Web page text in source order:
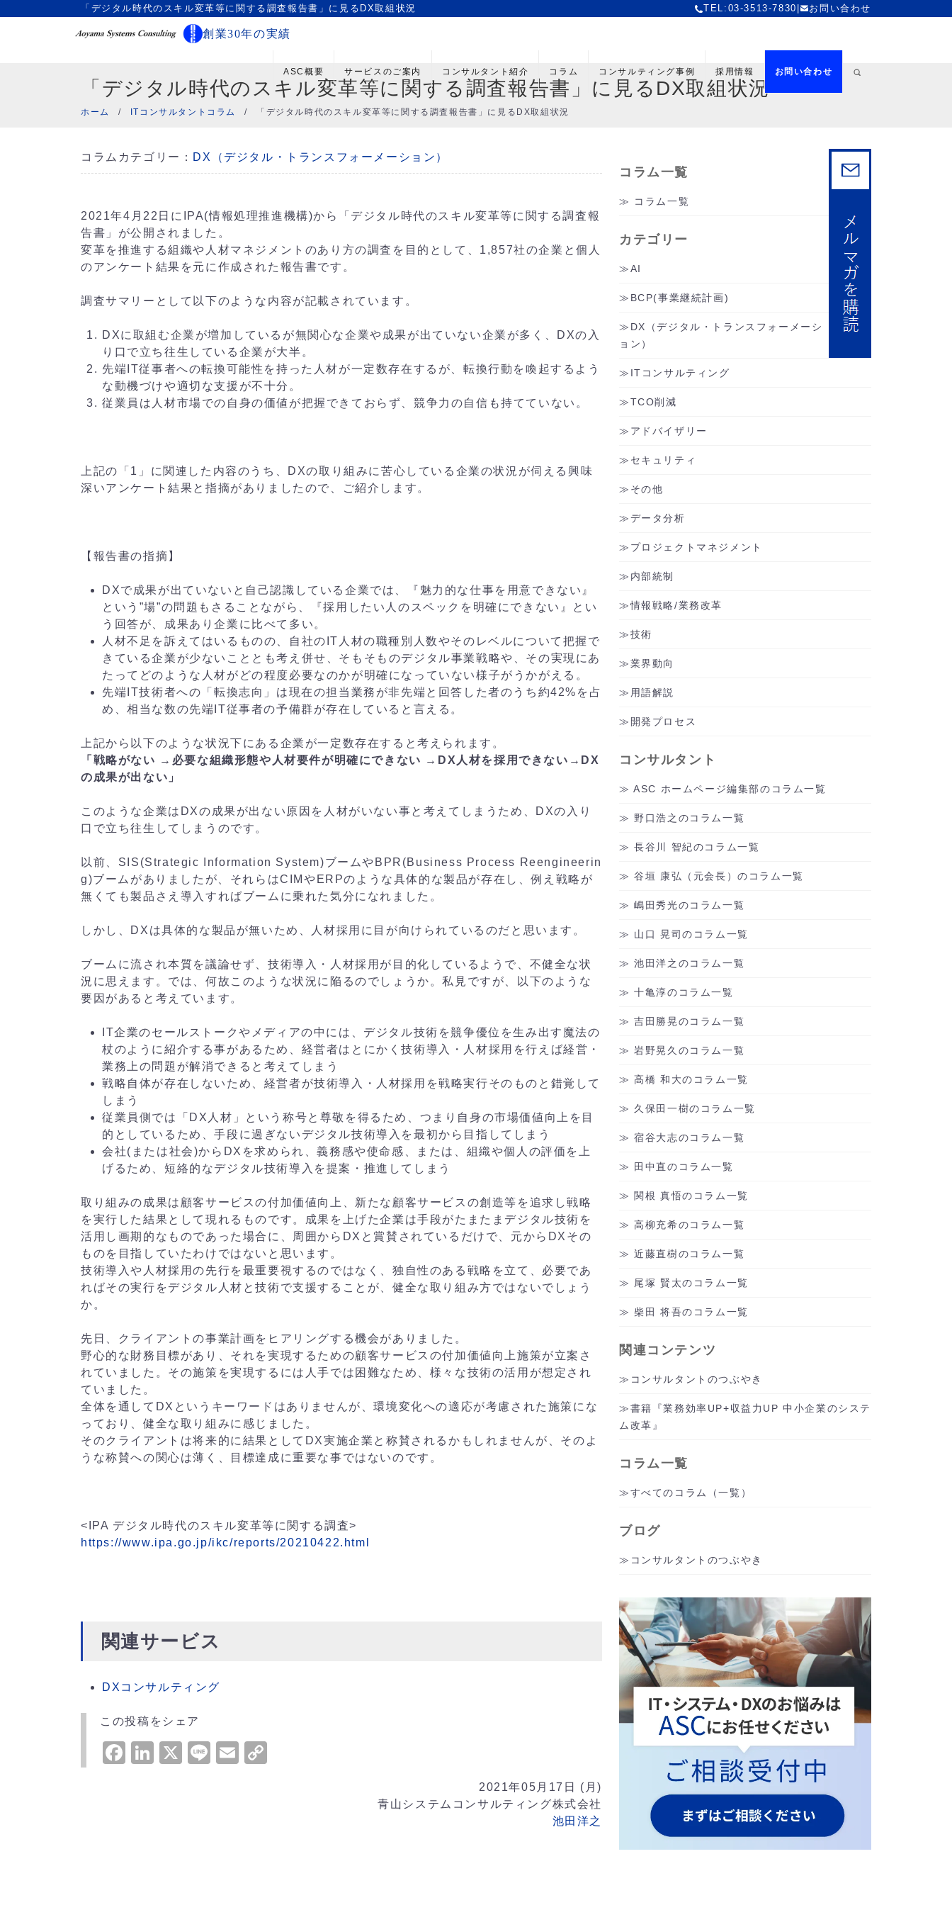
「デジタル時代のスキル変革等に関する調査報告書」に見るDX取組状況 TEL:03-3513-7830 お問い合わせ
創業30年の実績
ASC概要 サービスのご案内 コンサルタント紹介 コラム コンサルティング事例 採用情報 お問い合わせ
「デジタル時代のスキル変革等に関する調査報告書」に見るDX取組状況
ホーム / ITコンサルタントコラム / 「デジタル時代のスキル変革等に関する調査報告書」に見るDX取組状況
コラムカテゴリー： DX（デジタル・トランスフォーメーション）
2021年4月22日にIPA(情報処理推進機構)から「デジタル時代のスキル変革等に関する調査報
告書」が公開されました。
変革を推進する組織や人材マネジメントのあり方の調査を目的として、1,857社の企業と個人
のアンケート結果を元に作成された報告書です。
調査サマリーとして以下のような内容が記載されています。
DXに取組む企業が増加しているが無関心な企業や成果が出ていない企業が多く、DXの入
り口で立ち往生している企業が大半。
先端IT従事者への転換可能性を持った人材が一定数存在するが、転換行動を喚起するよう
な動機づけや適切な支援が不十分。
従業員は人材市場での自身の価値が把握できておらず、競争力の自信も持てていない。
上記の「1」に関連した内容のうち、DXの取り組みに苦心している企業の状況が伺える興味
深いアンケート結果と指摘がありましたので、ご紹介します。
【報告書の指摘】
DXで成果が出ていないと自己認識している企業では、『魅力的な仕事を用意できない』
という”場”の問題もさることながら、『採用したい人のスペックを明確にできない』とい
う回答が、成果あり企業に比べて多い。
人材不足を訴えてはいるものの、自社のIT人材の職種別人数やそのレベルについて把握で
きている企業が少ないこととも考え併せ、そもそものデジタル事業戦略や、その実現にあ
たってどのような人材がどの程度必要なのかが明確になっていない様子がうかがえる。
先端IT技術者への「転換志向」は現在の担当業務が非先端と回答した者のうち約42%を占
め、相当な数の先端IT従事者の予備群が存在していると言える。
上記から以下のような状況下にある企業が一定数存在すると考えられます。
「戦略がない →必要な組織形態や人材要件が明確にできない →DX人材を採用できない→DX
の成果が出ない」
このような企業はDXの成果が出ない原因を人材がいない事と考えてしまうため、DXの入り
口で立ち往生してしまうのです。
以前、SIS(Strategic Information System)ブームやBPR(Business Process Reengineerin
g)ブームがありましたが、それらはCIMやERPのような具体的な製品が存在し、例え戦略が
無くても製品さえ導入すればブームに乗れた気分になれました。
しかし、DXは具体的な製品が無いため、人材採用に目が向けられているのだと思います。
ブームに流され本質を議論せず、技術導入・人材採用が目的化しているようで、不健全な状
況に思えます。では、何故このような状況に陥るのでしょうか。私見ですが、以下のような
要因があると考えています。
IT企業のセールストークやメディアの中には、デジタル技術を競争優位を生み出す魔法の
杖のように紹介する事があるため、経営者はとにかく技術導入・人材採用を行えば経営・
業務上の問題が解消できると考えてしまう
戦略自体が存在しないため、経営者が技術導入・人材採用を戦略実行そのものと錯覚して
しまう
従業員側では「DX人材」という称号と尊敬を得るため、つまり自身の市場価値向上を目
的としているため、手段に過ぎないデジタル技術導入を最初から目指してしまう
会社(または社会)からDXを求められ、義務感や使命感、または、組織や個人の評価を上
げるため、短絡的なデジタル技術導入を提案・推進してしまう
取り組みの成果は顧客サービスの付加価値向上、新たな顧客サービスの創造等を追求し戦略
を実行した結果として現れるものです。成果を上げた企業は手段がたまたまデジタル技術を
活用し画期的なものであった場合に、周囲からDXと賞賛されているだけで、元からDXその
ものを目指していたわけではないと思います。
技術導入や人材採用の先行を最重要視するのではなく、独自性のある戦略を立て、必要であ
ればその実行をデジタル人材と技術で支援することが、健全な取り組み方ではないでしょう
か。
先日、クライアントの事業計画をヒアリングする機会がありました。
野心的な財務目標があり、それを実現するための顧客サービスの付加価値向上施策が立案さ
れていました。その施策を実現するには人手では困難なため、様々な技術の活用が想定され
ていました。
全体を通してDXというキーワードはありませんが、環境変化への適応が考慮された施策にな
っており、健全な取り組みに感じました。
そのクライアントは将来的に結果としてDX実施企業と称賛されるかもしれませんが、そのよ
うな称賛への関心は薄く、目標達成に重要な事ではないのです。
<IPA デジタル時代のスキル変革等に関する調査>
https://www.ipa.go.jp/ikc/reports/20210422.html
関連サービス
DXコンサルティング
この投稿をシェア
Facebook
LinkedIn
X LineEmail
2021年05月17日 (月)
青山システムコンサルティング株式会社
池田洋之
コラム一覧
コラム一覧
カテゴリー
AI
BCP(事業継続計画)
DX（デジタル・トランスフォーメーシ
ョン）
ITコンサルティング
TCO削減
アドバイザリー
セキュリティ
その他
データ分析
プロジェクトマネジメント
内部統制
情報戦略/業務改革
技術
業界動向
用語解説
開発プロセス
コンサルタント
ASC ホームページ編集部のコラム一覧
野口浩之のコラム一覧
長谷川 智紀のコラム一覧
谷垣 康弘（元会長）のコラム一覧
嶋田秀光のコラム一覧
山口 晃司のコラム一覧
池田洋之のコラム一覧
十亀淳のコラム一覧
吉田勝晃のコラム一覧
岩野晃久のコラム一覧
高橋 和大のコラム一覧
久保田一樹のコラム一覧
宿谷大志のコラム一覧
田中直のコラム一覧
関根 真悟のコラム一覧
高柳充希のコラム一覧
近藤直樹のコラム一覧
尾塚 賢太のコラム一覧
柴田 将吾のコラム一覧
関連コンテンツ
コンサルタントのつぶやき
書籍『業務効率UP+収益力UP 中小企業のシステ
ム改革』
コラム一覧
すべてのコラム（一覧）
ブログ
コンサルタントのつぶやき